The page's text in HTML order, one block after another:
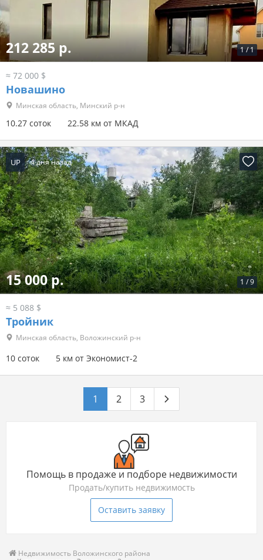
1/1
212 285 р.
≈ 72 000 $
Новашино
Минская область, Минский р-н
10.27 соток 22.58 км от МКАД
UP 4 дня назад
1 /9
15 000 р.
≈ 5 088 $
Тройник
Минская область, Воложинский р-н
10 соток 5 км от Экономист-2
1 2 3
Помощь в продаже и подборе недвижимости
Продать/купить недвижимость
Оставить заявку
Недвижимость Воложинского района